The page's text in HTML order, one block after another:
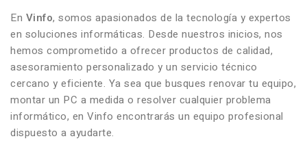
En Vinfo, somos apasionados de la tecnología y expertos
en soluciones informáticas. Desde nuestros inicios, nos
hemos comprometido a ofrecer productos de calidad,
asesoramiento personalizado y un servicio técnico
cercano y eficiente. Ya sea que busques renovar tu equipo,
montar un PC a medida o resolver cualquier problema
informático, en Vinfo encontrarás un equipo profesional
dispuesto a ayudarte.